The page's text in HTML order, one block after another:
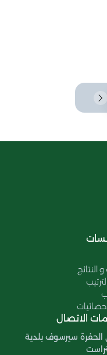
و النتائج
الاتصال
سيرسوف بلدية